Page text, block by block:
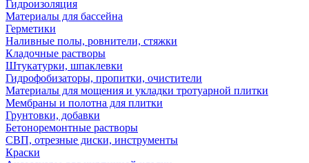
Гидроизоляция
Материалы для бассейна
Герметики
Наливные полы, ровнители, стяжки
Кладочные растворы
Штукатурки, шпаклевки
Гидрофобизаторы, пропитки, очистители
Материалы для мощения и укладки тротуарной плитки
Мембраны и полотна для плитки
Грунтовки, добавки
Бетоноремонтные растворы
СВП, отрезные диски, инструменты
Краски